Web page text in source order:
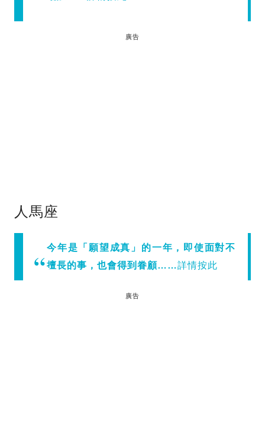
廣告
人馬座
今年是「願望成真」的一年，即使面對不
擅長的事，也會得到眷顧……詳情按此
廣告